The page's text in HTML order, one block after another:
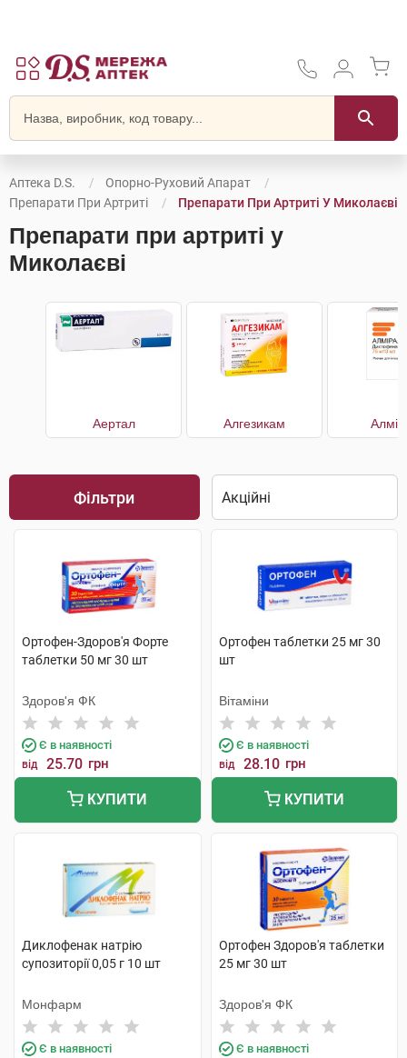
Аптека D.S.
Опорно-Руховий Апарат
Препарати При Артриті
Препарати При Артриті У Миколаєві
Препарати при артриті у
Миколаєві
Аертал Алгезикам
Фільтри
Ортофен-Здоров'я Форте
таблетки 50 мг 30 шт
Здоров'я ФК
Є в наявності
від 25.70 грн
КУПИТИ
Ортофен таблетки 25 мг 30
шт
Вітаміни
Є в наявності
від 28.10 грн
КУПИТИ
Диклофенак натрію
супозиторії 0,05 г 10 шт
Монфарм
Є в наявності
Ортофен Здоров'я таблетки
25 мг 30 шт
Здоров'я ФК
Є в наявності